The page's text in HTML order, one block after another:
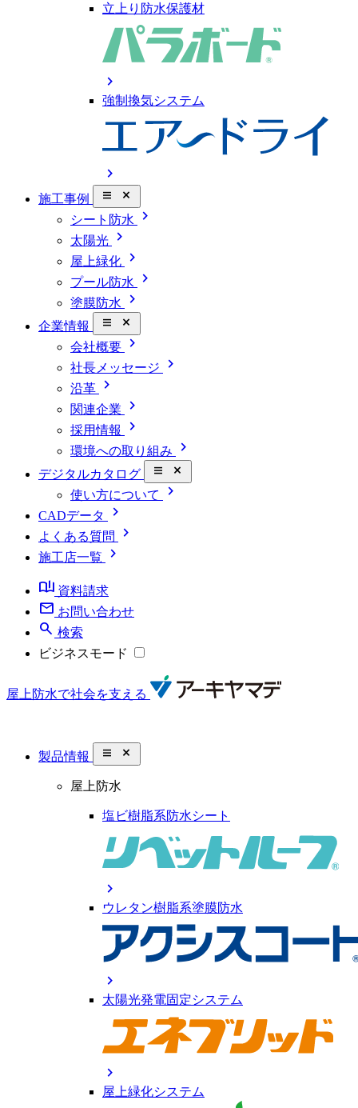
立上り防水保護材
chevron_right
強制換気システム
chevron_right
施工事例 close_small
シート防水 chevron_right
太陽光 chevron_right
屋上緑化 chevron_right
プール防水 chevron_right
塗膜防水 chevron_right
企業情報 close_small
会社概要 chevron_right
社長メッセージ chevron_right
沿革 chevron_right
関連企業 chevron_right
採用情報 chevron_right
環境への取り組み chevron_right
デジタルカタログ close_small
使い方について chevron_right
CADデータ chevron_right
よくある質問 chevron_right
施工店一覧
chevron_right
book_ribbon 資料請求
mail お問い合わせ
search 検索
ビジネスモード
屋上防水で社会を支える
製品情報 close_small
屋上防水
塩ビ樹脂系防水シート
chevron_right
ウレタン樹脂系塗膜防水
chevron_right
太陽光発電固定システム
chevron_right
屋上緑化システム